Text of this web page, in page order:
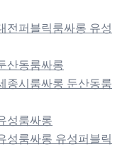
전퍼블릭룸싸롱 유성
산동룸싸롱
종시룸싸롱 둔산동룸
성룸싸롱
성룸싸롱 유성퍼블릭